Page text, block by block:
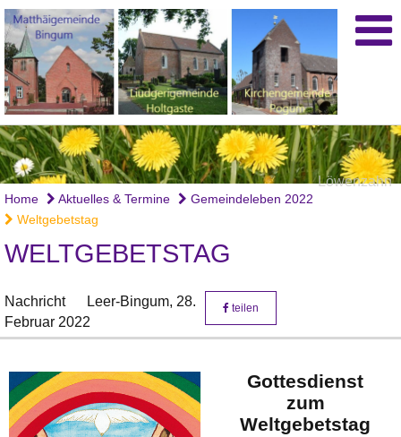
Löwenzahn
Home Aktuelles & Termine
Gemeindeleben 2022
Weltgebetstag
WELTGEBETSTAG
Nachricht Leer-Bingum, 28.
Februar 2022
teilen
Gottesdienst
zum
Weltgebetstag